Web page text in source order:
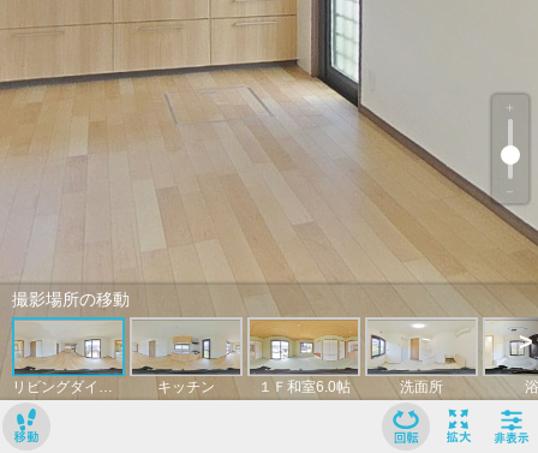
撮影場所の移動
リビングダイニングキッチン キッチン １Ｆ和室6.0帖 洗面所
>
﹢
﹣